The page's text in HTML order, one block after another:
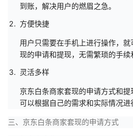
到账，解决用户的燃眉之急。
方便快捷
用户只需要在手机上进行操作，
现的申请和提现，无需繁琐的手续
灵活多样
京东白条商家套现的申请方式和
可以根据自己的需求和实际情况进
三、京东白条商家套现的申请方式